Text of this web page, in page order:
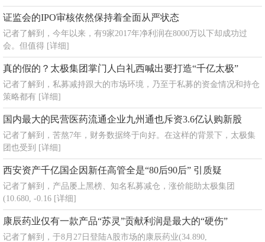
证监会的IPO审核依然保持着全面从严状态
记者了解到，今年以来，有9家2017年净利润在8000万以下却成功过
会。但值得 [详细]
真的假的？太极集团掌门人白礼西喊出要打造“千亿太极”
记者了解到，私募减持跟大的市场环境，乃至于私募的资金情况和持仓
策略都有 [详细]
国内最大的民营医药流通企业九州通也斥资3.6亿认购新股
记者了解到，苦熬7年，财务数据终于向好。在这样的背景下，太极集
团也受到
[详细]
西安资产千亿国企因新任高管全是“80后90后” 引质疑
记者了解到，产品屡上黑榜、知名私募减仓，涨价能助太极集团
(10.680, -0.16 [详细]
康辰药业仅有一款产品“苏灵”贡献利润是最大的“硬伤”
记者了解到，于8月27日登陆A股市场的康辰药业(34.890,